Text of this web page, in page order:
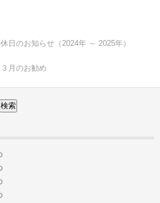
日のお知らせ（2024年 ～ 2025年）
月のお勧め